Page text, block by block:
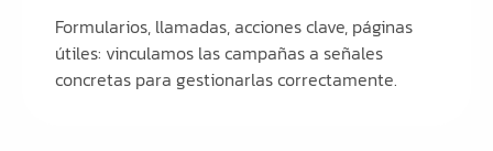
Formularios, llamadas, acciones clave, páginas
útiles: vinculamos las campañas a señales
concretas para gestionarlas correctamente.